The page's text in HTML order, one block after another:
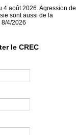
4 août 2026. Agression de
sont aussi de la
8/4/2026
le CREC